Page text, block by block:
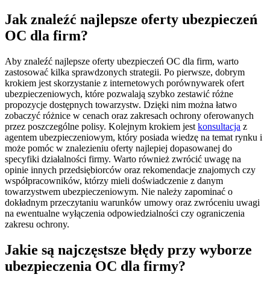
Jak znaleźć najlepsze oferty ubezpieczeń
OC dla firm?
Aby znaleźć najlepsze oferty ubezpieczeń OC dla firm, warto
zastosować kilka sprawdzonych strategii. Po pierwsze, dobrym
krokiem jest skorzystanie z internetowych porównywarek ofert
ubezpieczeniowych, które pozwalają szybko zestawić różne
propozycje dostępnych towarzystw. Dzięki nim można łatwo
zobaczyć różnice w cenach oraz zakresach ochrony oferowanych
przez poszczególne polisy. Kolejnym krokiem jest konsultacja z
agentem ubezpieczeniowym, który posiada wiedzę na temat rynku i
może pomóc w znalezieniu oferty najlepiej dopasowanej do
specyfiki działalności firmy. Warto również zwrócić uwagę na
opinie innych przedsiębiorców oraz rekomendacje znajomych czy
współpracowników, którzy mieli doświadczenie z danym
towarzystwem ubezpieczeniowym. Nie należy zapominać o
dokładnym przeczytaniu warunków umowy oraz zwróceniu uwagi
na ewentualne wyłączenia odpowiedzialności czy ograniczenia
zakresu ochrony.
Jakie są najczęstsze błędy przy wyborze
ubezpieczenia OC dla firmy?